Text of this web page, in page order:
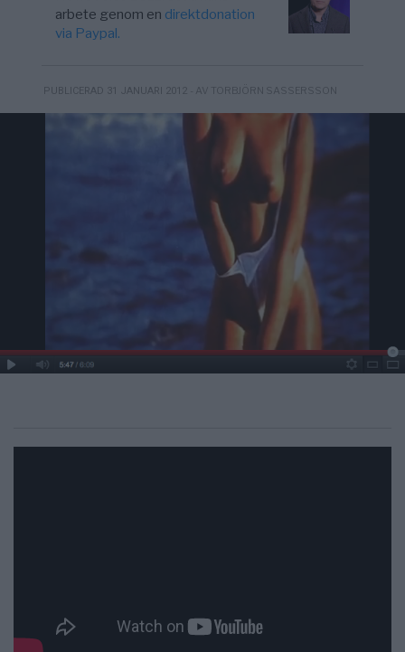
arbete genom en direktdonation
via Paypal.
PUBLICERAD 31 JANUARI 2012 - AV TORBJÖRN SASSERSSON